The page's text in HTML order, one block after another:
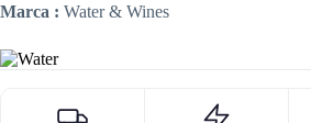
Marca : Water & Wines